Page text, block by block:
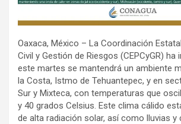
Oaxaca, México – La Coordinación
Civil y Gestión de Riesgos (CEPCyGR)
este martes se mantendrá un ambiente
la Costa, Istmo de Tehuantepec, y en
Sur y Mixteca, con temperaturas que
y 40 grados Celsius. Este clima cálido
de alta radiación solar, así como lluvias y